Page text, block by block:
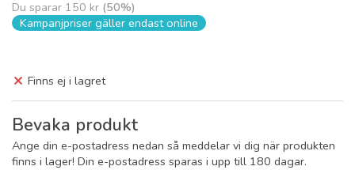
Du sparar 150 kr (50%)
Kampanjpriser gäller endast online
Finns ej i lagret
Bevaka produkt
Ange din e-postadress nedan så meddelar vi dig när produkten
finns i lager! Din e-postadress sparas i upp till 180 dagar.